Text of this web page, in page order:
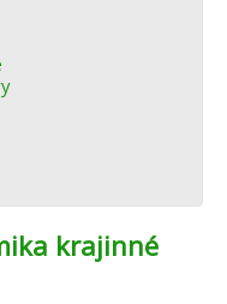
krajinné